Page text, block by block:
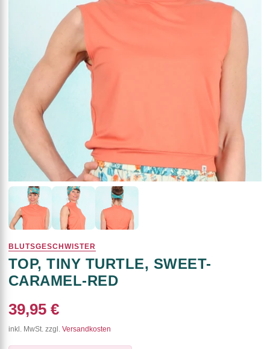
BLUTSGESCHWISTER
TOP, TINY TURTLE, SWEET-
CARAMEL-RED
39,95 €
inkl. MwSt. zzgl. Versandkosten